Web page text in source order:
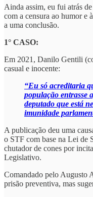
Ainda assim, eu fui atrás
com a censura ao humor e
a uma conclusão.
1° CASO:
Em 2021, Danilo Gentili
casual e inocente:
“Eu só acreditaria
população entrasse
deputado que está
imunidade
A publicação deu uma
o STF com base na Lei de
chutador de cones por
Legislativo.
Comandado pelo Augusto
prisão preventiva, mas